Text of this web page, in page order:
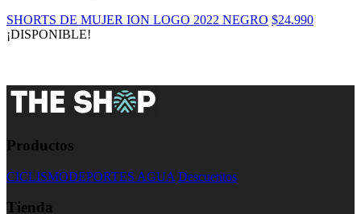
SHORTS DE MUJER ION LOGO 2022 NEGRO $24.990
¡DISPONIBLE!
Productos
CICLISMODEPORTES AGUA Descuentos
Tienda